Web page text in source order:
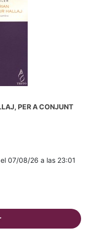
PER A CONJUNT
07/08/26 a las 23:01